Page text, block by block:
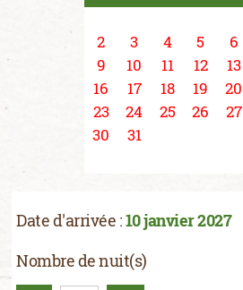
2
3 4 5 6
9
10 11 12 13
16
17 18 19 20
23
24 25 26 27
30
31
Date d'arrivée :10 janvier 2027
Nombre de nuit(s)